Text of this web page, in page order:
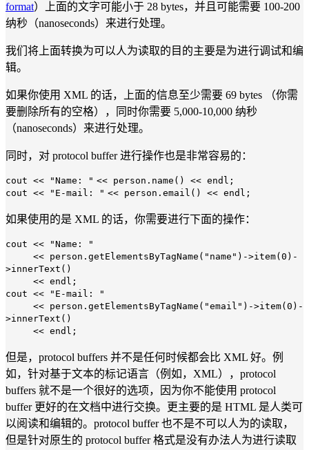
format）上面的文字可能小于 28 bytes，并且可能需要 100-200
纳秒（nanoseconds）来进行处理。
我们将上面转换为可以人为读取的目的主要是为进行调试和编
辑。
如果你使用 XML 的话，上面的信息至少需要 69 bytes （你需
要删除所有的空格），同时你需要 5,000-10,000 纳秒
（nanoseconds）来进行处理。
同时，对 protocol buffer 进行操作也是非常容易的：
cout << "Name: " << person.name() << endl;
cout <<
"E-mail: " << person.email() << endl;
如果使用的是 XML 的话，你需要进行下面的操作：
cout <<
"Name: "
<< person.getElementsByTagName( "name" )->item( 0 )-
>innerText()
<< endl;
cout <<
"E-mail: "
<< person.getElementsByTagName( "email" )->item( 0 )-
>innerText()
<< endl;
但是，protocol buffers 并不是任何时候都会比 XML 好。例
如，针对基于文本的标记语言（例如，XML），protocol
buffers 就不是一个很好的选项，因为你不能使用 protocol
buffer 更好的在文档中进行交换。更主要的是 HTML 是人类可
以阅读和编辑的。protocol buffer 也不是不可以人为的读取，
但是针对原生的 protocol buffer 格式是没有办法人为进行读取